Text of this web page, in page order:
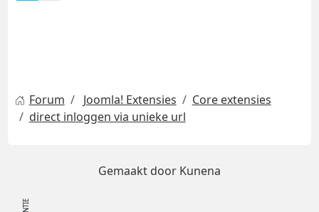
Forum Joomla! Extensies
Core extensies
direct inloggen via unieke url
Gemaakt door Kunena